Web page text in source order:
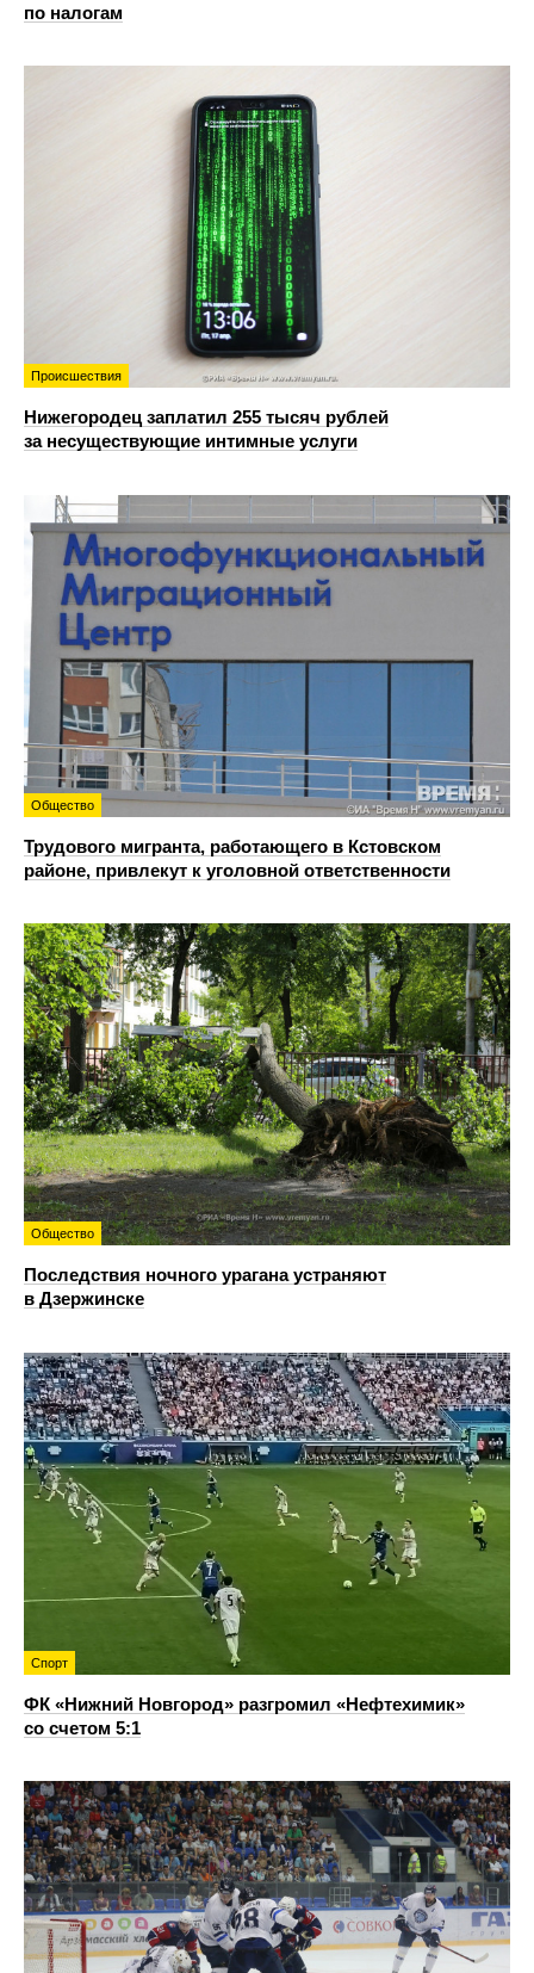
по налогам
Происшествия
Нижегородец заплатил 255 тысяч рублей
за несуществующие интимные услуги
Общество
Трудового мигранта, работающего в Кстовском
районе, привлекут к уголовной ответственности
Общество
Последствия ночного урагана устраняют
в Дзержинске
Спорт
ФК «Нижний Новгород» разгромил «Нефтехимик»
со счетом 5:1